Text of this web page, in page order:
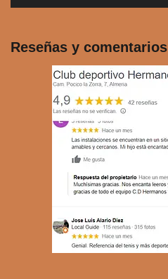
oReseñas y comentarios